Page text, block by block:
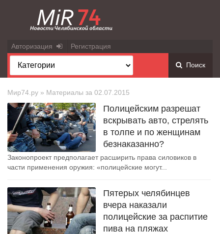
Авторизация Регистрация
Поиск
Мир74.ру » Материалы за 02.07.2015
Полицейским разрешат
вскрывать авто, стрелять
в толпе и по женщинам
безнаказанно?
Законопроект предполагает расширить права силовиков в
части применения оружия: «полицейские могут...
Пятерых челябинцев
вчера наказали
полицейские за распитие
пива на пляжах